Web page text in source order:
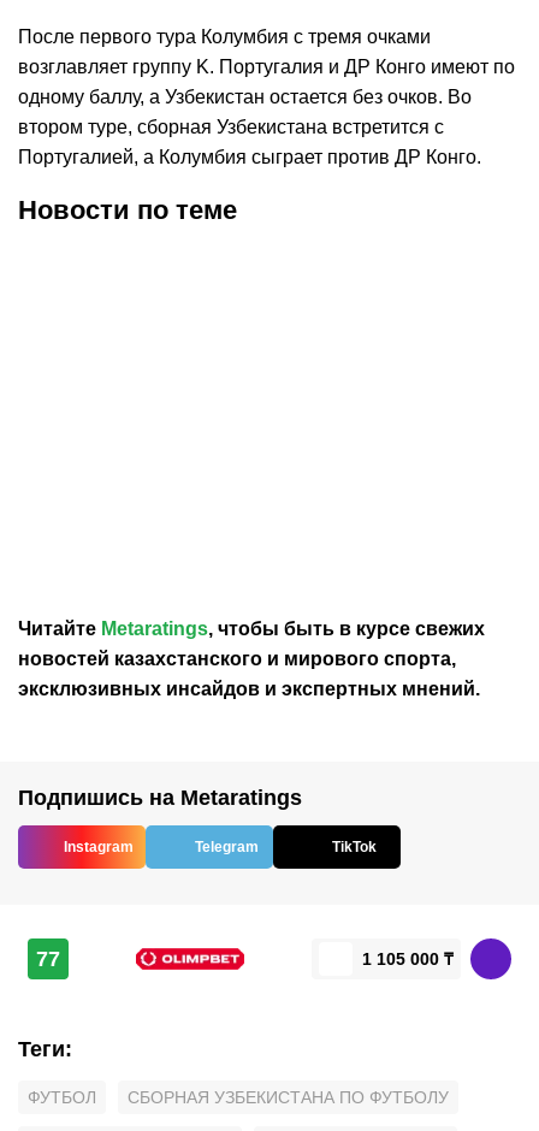
После первого тура Колумбия с тремя очками
возглавляет группу K. Португалия и ДР Конго имеют по
одному баллу, а Узбекистан остается без очков. Во
втором туре, сборная Узбекистана встретится с
Португалией, а Колумбия сыграет против ДР Конго.
Новости по теме
Читайте Metaratings, чтобы быть в курсе свежих
новостей казахстанского и мирового спорта,
эксклюзивных инсайдов и экспертных мнений.
Подпишись на Metaratings
Instagram Telegram TikTok
77 1 105 000 ₸
Теги:
ФУТБОЛ СБОРНАЯ УЗБЕКИСТАНА ПО ФУТБОЛУ